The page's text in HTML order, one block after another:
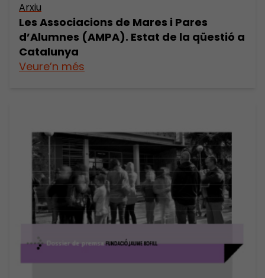
Arxiu
Les Associacions de Mares i Pares
d’Alumnes (AMPA). Estat de la qüestió a
Catalunya
Veure’n més